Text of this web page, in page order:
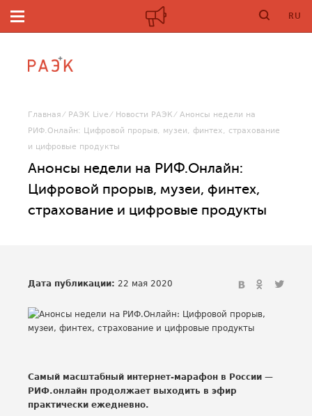
RU
Главная РАЭК Live Новости РАЭК
Анонсы недели на
РИФ.Онлайн: Цифровой прорыв, музеи, финтех, страхование
и цифровые продукты
Анонсы недели на РИФ.Онлайн:
Цифровой прорыв, музеи, финтех,
страхование и цифровые продукты
Дата публикации: 22 мая 2020
Самый масштабный интернет-марафон в России —
РИФ.онлайн продолжает выходить в эфир
практически ежедневно.